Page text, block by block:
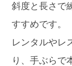
斜度と長さで
すすめです。
レンタルやレ
り、手ぶらで